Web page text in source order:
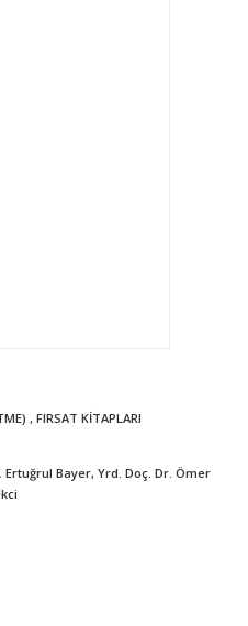
, FIRSAT KİTAPLARI
Ertuğrul Bayer, Yrd. Doç. Dr. Ömer